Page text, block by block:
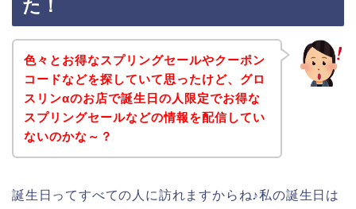
た！
色々とお得なスプリングセールやクーポン
コードなどを探していて思ったけど、グロ
スリンαのお店で誕生日の人限定でお得な
スプリングセールなどの情報を配信してい
ないのかな～？
誕生日ってすべての人に訪れますからね♪私の誕生日は